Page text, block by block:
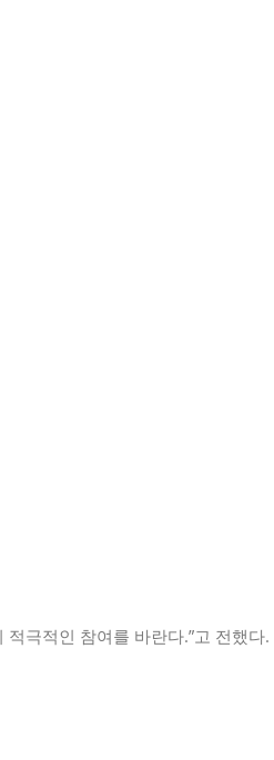
극적인 참여를 바란다.”고 전했다.